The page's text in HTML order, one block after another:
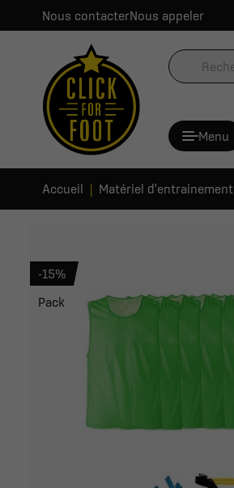
Nous contacterNous appeler
Menu
Accueil Matériel d'entrainement
-15%
Pack